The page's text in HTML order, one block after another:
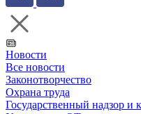
Новости
Все новости
Законотворчество
Охрана труда
Государственный надзор и